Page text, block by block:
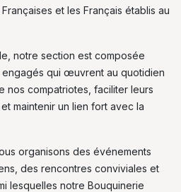
et les Français établis au
notre section est composée
qui œuvrent au quotidien
nos compatriotes, faciliter leurs
maintenir un lien fort avec la
organisons des événements
des rencontres conviviales et
lesquelles notre Bouquinerie